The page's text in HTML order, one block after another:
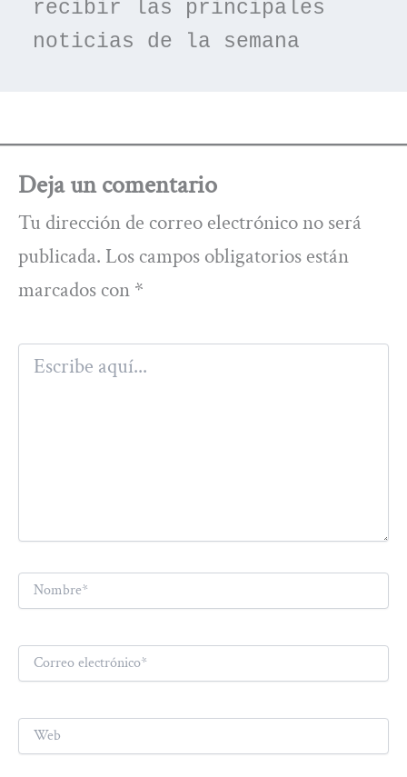
recibir las principales
noticias de la semana
Deja un comentario
Tu dirección de correo electrónico no será
publicada. Los campos obligatorios están
marcados con *
Escribe
aquí...
Nombre*
Correo
electrónico*
Web